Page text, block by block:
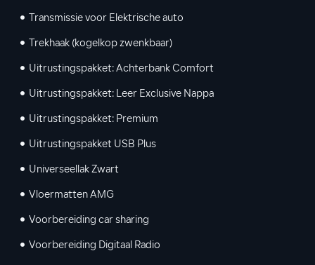
Transmissie voor Elektrische auto
Trekhaak (kogelkop zwenkbaar)
Uitrustingspakket: Achterbank Comfort
Uitrustingspakket: Leer Exclusive Nappa
Uitrustingspakket: Premium
Uitrustingspakket USB Plus
Universeellak Zwart
Vloermatten AMG
Voorbereiding car sharing
Voorbereiding Digitaal Radio